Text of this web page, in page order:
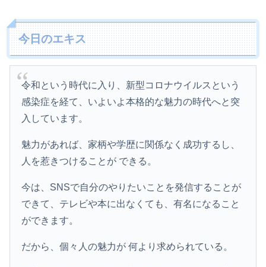
今日のエキス
令和という時代に入り、新型コロナウイルスという
感染症を経て、いよいよ本格的な魅力の時代へと突
入しています。
魅力があれば、家柄や学歴に関係なく成功するし、
人を惹きつけることが できる。
今は、SNSで自分のやりたいことを発信することが
できて、テレビや本に出なくても、有名になること
ができます。
だから、個々人の魅力が 何より求められている。